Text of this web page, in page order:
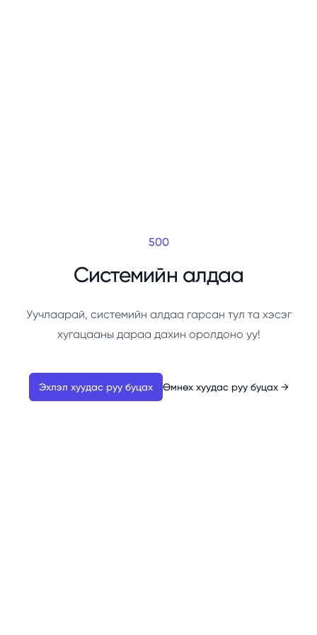
500
Системийн алдаа
Уучлаарай, системийн алдаа гарсан тул та хэсэг
хугацааны дараа дахин оролдоно уу!
Эхлэл хуудас руу буцах Өмнөх хуудас руу буцах →